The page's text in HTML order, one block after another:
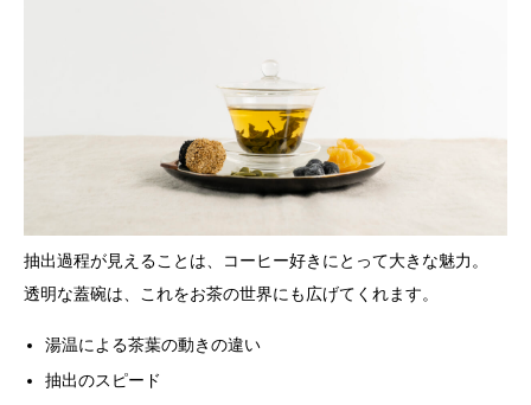
抽出過程が見えることは、コーヒー好きにとって大きな魅力。
透明な蓋碗は、これをお茶の世界にも広げてくれます。
湯温による茶葉の動きの違い
抽出のスピード